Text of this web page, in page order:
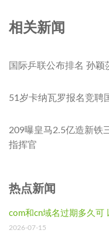
相关新闻
国际乒联公布排名 孙
51岁卡纳瓦罗报名竞聘
209曝皇马2.5亿造新铁
指挥官
热点新闻
com和cn域名过期多久可
2026-07-15